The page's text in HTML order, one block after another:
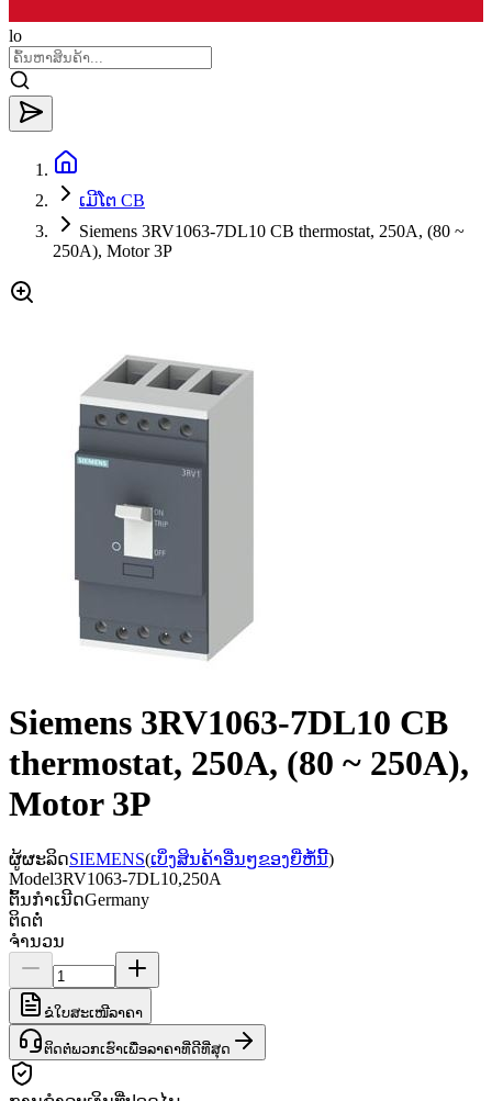
lo
ເມີໂຕ CB
Siemens 3RV1063-7DL10 CB thermostat, 250A, (80 ~
250A), Motor 3P
Siemens 3RV1063-7DL10 CB
thermostat, 250A, (80 ~ 250A),
Motor 3P
ຜູ້ຜະລິດSIEMENS(ເບິ່ງສິນຄ້າອື່ນໆຂອງຍີ່ຫໍ້ນີ້)
Model3RV1063-7DL10,250A
ຕົ້ນກຳເນີດGermany
ຕິດຕໍ່
ຈຳນວນ
ຂໍໃບສະເໜີລາຄາ
ຕິດຕໍ່ພວກເຮົາເພື່ອລາຄາທີ່ດີທີ່ສຸດ